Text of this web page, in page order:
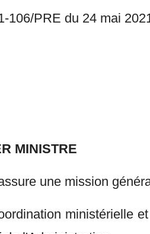
106/PRE du 24 mai
MINISTRE
une mission
ministérielle